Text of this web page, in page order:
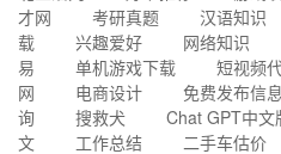
才网
考研真题 汉语知识
载
兴趣爱好 网络知识
易
单机游戏下载 短视频
网
电商设计 免费发布信息
询
搜救犬 Chat GPT中文
文
工作总结 二手车估价